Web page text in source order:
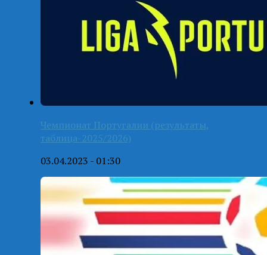
Чемпионат Португалии (результаты,
таблица-2025/2026)
03.04.2023 - 01:30